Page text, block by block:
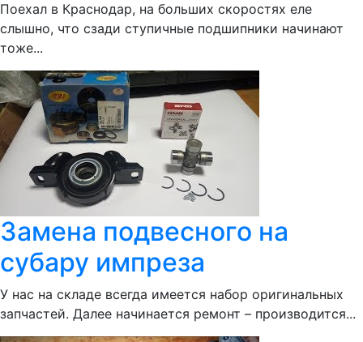
Поехал в Краснодар, на больших скоростях еле
слышно, что сзади ступичные подшипники начинают
тоже...
Замена подвесного на
субару импреза
У нас на складе всегда имеется набор оригинальных
запчастей. Далее начинается ремонт – производится...